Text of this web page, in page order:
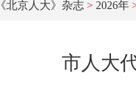
《北京人大》杂志 > 2026年
市人大